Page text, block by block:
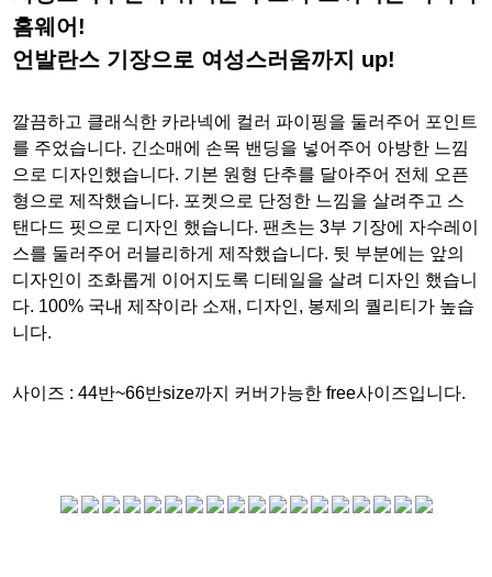
홈웨어!
언발란스 기장으로 여성스러움까지 up!
깔끔하고 클래식한 카라넥에 컬러 파이핑을 둘러주어 포인트
를 주었습니다. 긴소매에 손목 밴딩을 넣어주어 아방한 느낌
으로 디자인했습니다. 기본 원형 단추를 달아주어 전체 오픈
형으로 제작했습니다. 포켓으로 단정한 느낌을 살려주고 스
탠다드 핏으로 디자인 했습니다. 팬츠는 3부 기장에 자수레이
스를 둘러주어 러블리하게 제작했습니다. 뒷 부분에는 앞의
디자인이 조화롭게 이어지도록 디테일을 살려 디자인 했습니
다. 100% 국내 제작이라 소재, 디자인, 봉제의 퀄리티가 높습
니다.
사이즈 : 44반~66반size까지 커버가능한 free사이즈입니다.